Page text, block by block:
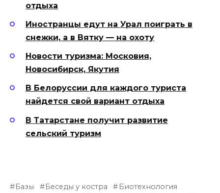
отдыха
Иностранцы едут на Урал поиграть в
снежки, а в Вятку — на охоту
Новости туризма: Московия,
Новосибирск, Якутия
В Белоруссии для каждого туриста
найдется свой вариант отдыха
В Татарстане получит развитие
сельский туризм
Базы Беседы у костра
Биотехнология